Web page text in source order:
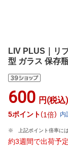
LIV PLUS｜リ
型 ガラス 保存
600 円(税込)
5ポイント 1倍 内
上記ポイント倍率に
約3週間で出荷予